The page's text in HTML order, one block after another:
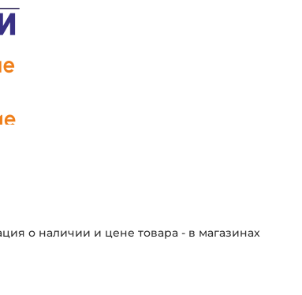
о наличии и цене товара - в магазинах